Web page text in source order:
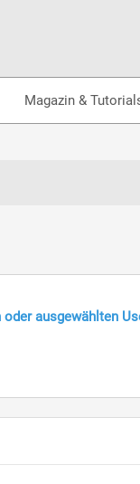
Magazin &
ausgewählten